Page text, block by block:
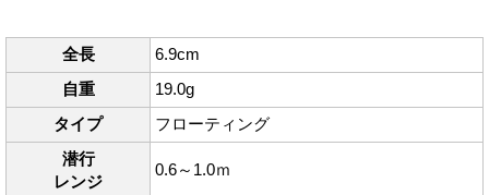
全長
6.9cm
自重
19.0g
タイプ
フローティング
潜行
レンジ
0.6～1.0ｍ